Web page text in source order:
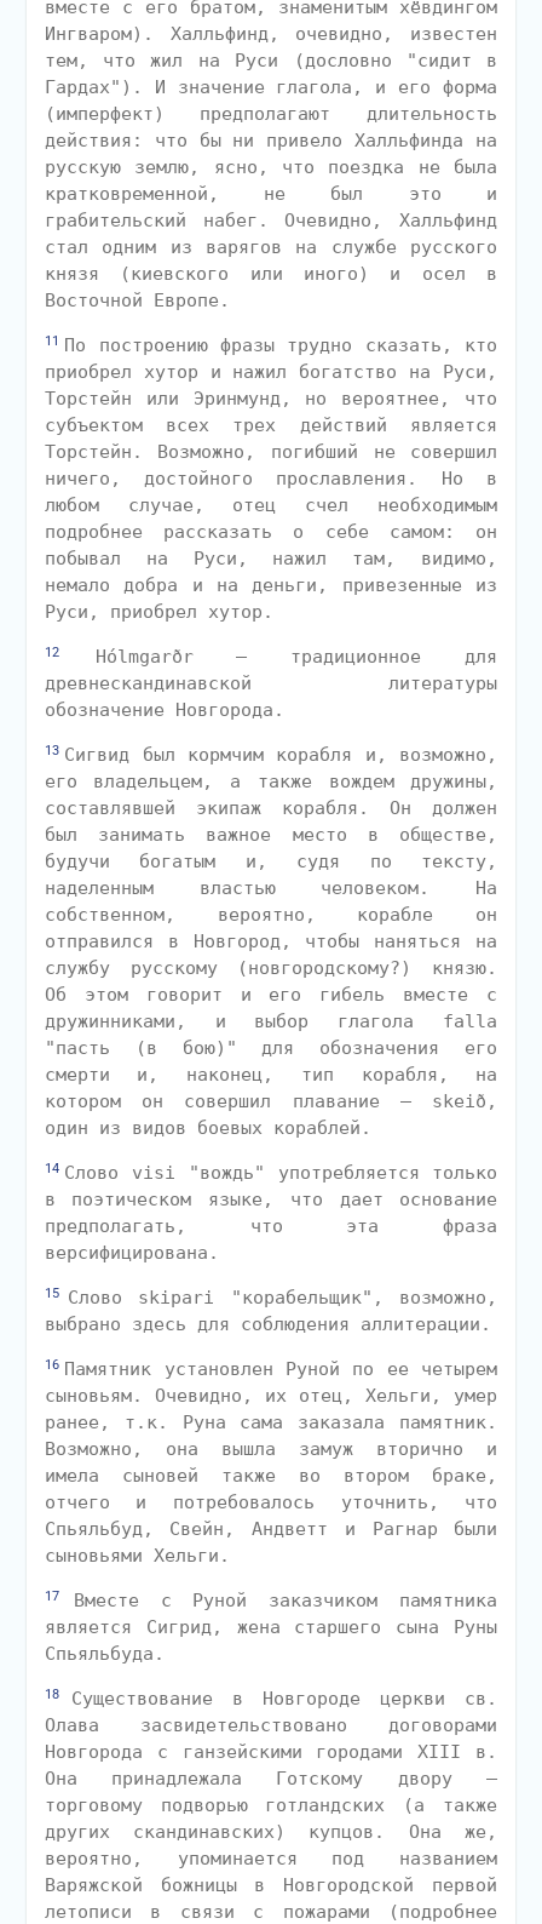
вместе с его братом, знаменитым хёвдингом
Ингваром). Халльфинд, очевидно, известен
тем, что жил на Руси (дословно "сидит в
Гардах"). И значение глагола, и его форма
(имперфект) предполагают длительность
действия: что бы ни привело Халльфинда на
русскую землю, ясно, что поездка не была
кратковременной, не был это и
грабительский набег. Очевидно, Халльфинд
стал одним из варягов на службе русского
князя (киевского или иного) и осел в
Восточной Европе.
11 По построению фразы трудно сказать, кто
приобрел хутор и нажил богатство на Руси,
Торстейн или Эринмунд, но вероятнее, что
субъектом всех трех действий является
Торстейн. Возможно, погибший не совершил
ничего, достойного прославления. Но в
любом случае, отец счел необходимым
подробнее рассказать о себе самом: он
побывал на Руси, нажил там, видимо,
немало добра и на деньги, привезенные из
Руси, приобрел хутор.
12
Hólmgarðr — традиционное для
древнескандинавской литературы
обозначение Новгорода.
13 Сигвид был кормчим корабля и, возможно,
его владельцем, а также вождем дружины,
составлявшей экипаж корабля. Он должен
был занимать важное место в обществе,
будучи богатым и, судя по тексту,
наделенным властью человеком. На
собственном, вероятно, корабле он
отправился в Новгород, чтобы наняться на
службу русскому (новгородскому?) князю.
Об этом говорит и его гибель вместе с
дружинниками, и выбор глагола falla
"пасть (в бою)" для обозначения его
смерти и, наконец, тип корабля, на
котором он совершил плавание — skeið,
один из видов боевых кораблей.
14 Слово visi "вождь" употребляется только
в поэтическом языке, что дает основание
предполагать, что эта фраза
версифицирована.
15
Слово skipari "корабельщик", возможно,
выбрано здесь для соблюдения аллитерации.
16 Памятник установлен Руной по ее четырем
сыновьям. Очевидно, их отец, Хельги, умер
ранее, т.к. Руна сама заказала памятник.
Возможно, она вышла замуж вторично и
имела сыновей также во втором браке,
отчего и потребовалось уточнить, что
Спьяльбуд, Свейн, Андветт и Рагнар были
сыновьями Хельги.
17
Вместе с Руной заказчиком памятника
является Сигрид, жена старшего сына Руны
Спьяльбуда.
18
Существование в Новгороде церкви св.
Олава засвидетельствовано договорами
Новгорода с ганзейскими городами XIII в.
Она принадлежала Готскому двору —
торговому подворью готландских (а также
других скандинавских) купцов. Она же,
вероятно, упоминается под названием
Варяжской божницы в Новгородской первой
летописи в связи с пожарами (подробнее